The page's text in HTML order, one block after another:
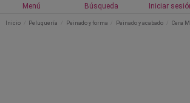
Menú Búsqueda Iniciar
Inicio Peluquería Peinado y forma Peinado y acabado Cera